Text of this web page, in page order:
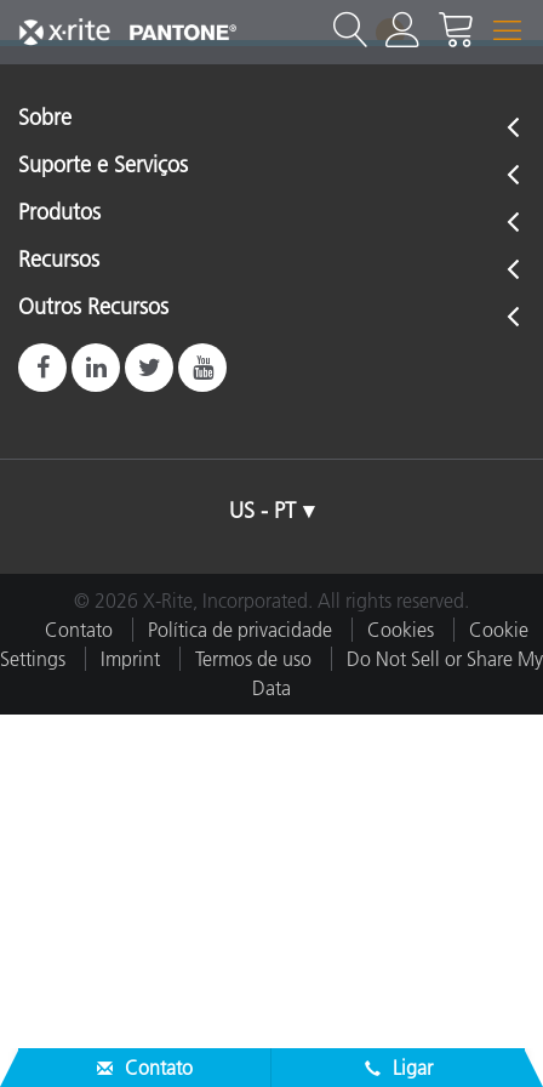
1
Sobre
Suporte e Serviços
Produtos
Recursos
Outros Recursos
US - PT
© 2026 X-Rite, Incorporated. All rights reserved.
Contato
Política de privacidade Cookies
Cookie
Settings
Imprint Termos de uso
Do Not Sell or Share My
Data
Contato Ligar